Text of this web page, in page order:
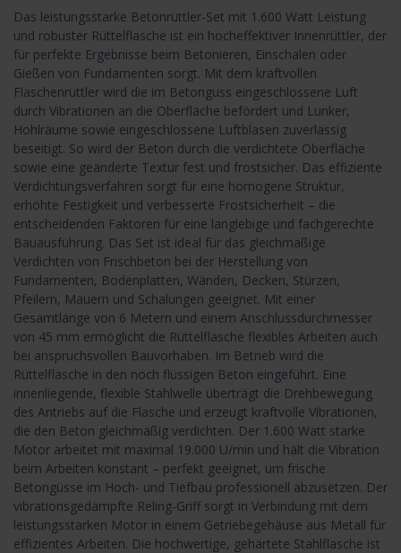
Das leistungsstarke Betonrüttler-Set mit 1.600 Watt Leistung
und robuster Rüttelflasche ist ein hocheffektiver Innenrüttler, der
für perfekte Ergebnisse beim Betonieren, Einschalen oder
Gießen von Fundamenten sorgt. Mit dem kraftvollen
Flaschenrüttler wird die im Betonguss eingeschlossene Luft
durch Vibrationen an die Oberfläche befördert und Lunker,
Hohlräume sowie eingeschlossene Luftblasen zuverlässig
beseitigt. So wird der Beton durch die verdichtete Oberfläche
sowie eine geänderte Textur fest und frostsicher. Das effiziente
Verdichtungsverfahren sorgt für eine homogene Struktur,
erhöhte Festigkeit und verbesserte Frostsicherheit – die
entscheidenden Faktoren für eine langlebige und fachgerechte
Bauausführung. Das Set ist ideal für das gleichmäßige
Verdichten von Frischbeton bei der Herstellung von
Fundamenten, Bodenplatten, Wänden, Decken, Stürzen,
Pfeilern, Mauern und Schalungen geeignet. Mit einer
Gesamtlänge von 6 Metern und einem Anschlussdurchmesser
von 45 mm ermöglicht die Rüttelflasche flexibles Arbeiten auch
bei anspruchsvollen Bauvorhaben. Im Betrieb wird die
Rüttelflasche in den noch flüssigen Beton eingeführt. Eine
innenliegende, flexible Stahlwelle überträgt die Drehbewegung
des Antriebs auf die Flasche und erzeugt kraftvolle Vibrationen,
die den Beton gleichmäßig verdichten. Der 1.600 Watt starke
Motor arbeitet mit maximal 19.000 U/min und hält die Vibration
beim Arbeiten konstant – perfekt geeignet, um frische
Betongüsse im Hoch- und Tiefbau professionell abzusetzen. Der
vibrationsgedämpfte Reling-Griff sorgt in Verbindung mit dem
leistungsstarken Motor in einem Getriebegehäuse aus Metall für
effizientes Arbeiten. Die hochwertige, gehärtete Stahlflasche ist